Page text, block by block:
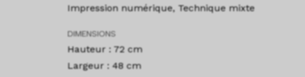
Impression numérique, Technique mixte
DIMENSIONS
Hauteur : 72 cm
Largeur : 48 cm